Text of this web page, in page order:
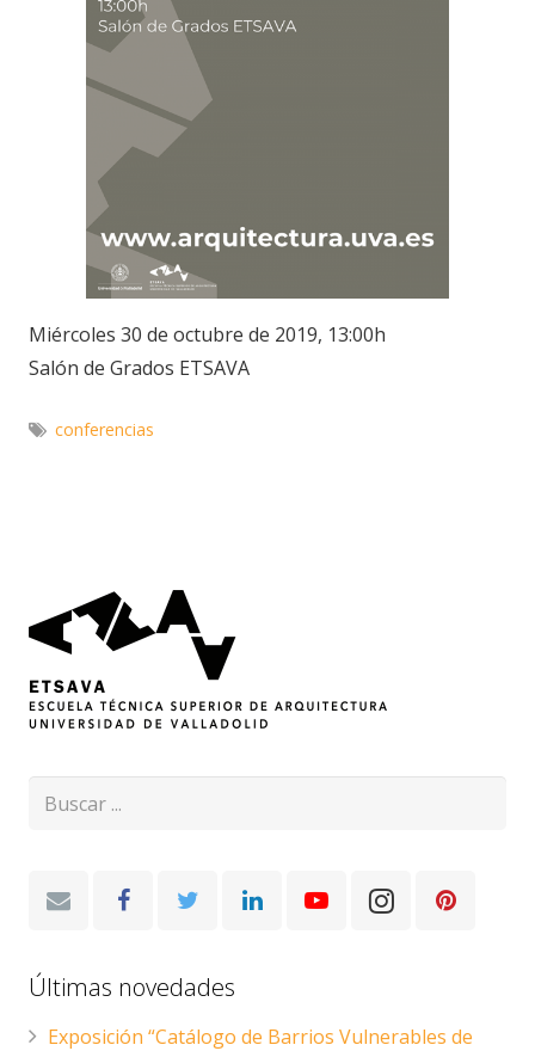
Miércoles 30 de octubre de 2019, 13:00h
Salón de Grados ETSAVA
conferencias
Últimas novedades
Exposición “Catálogo de Barrios Vulnerables de